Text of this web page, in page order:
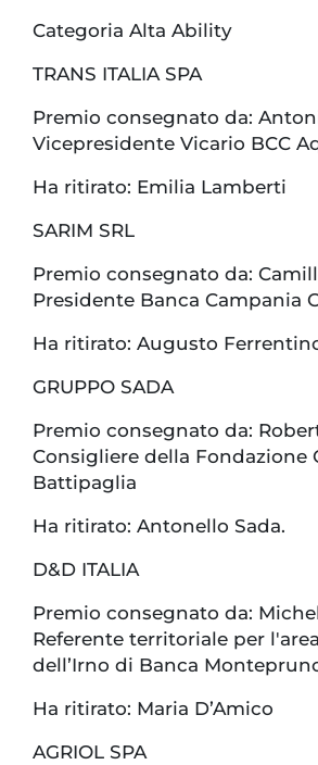
Categoria Alta Ability
TRANS ITALIA SPA
Premio consegnato da:
Vicepresidente Vicario BCC
Ha ritirato: Emilia Lamberti
SARIM SRL
Premio consegnato da:
Presidente Banca Campania
Ha ritirato: Augusto
GRUPPO SADA
Premio consegnato da:
Consigliere della Fondazione
Battipaglia
Ha ritirato: Antonello Sada.
D&D ITALIA
Premio consegnato da:
Referente territoriale per
dell’Irno di Banca
Ha ritirato: Maria D’Amico
AGRIOL SPA